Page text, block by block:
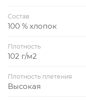
Состав
100 % хлопок
Плотность
102 г/м2
Плотность плетения
Высокая